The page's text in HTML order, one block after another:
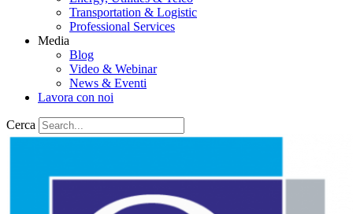
Transportation & Logistic
Professional Services
Media
Blog
Video & Webinar
News & Eventi
Lavora con noi
Cerca